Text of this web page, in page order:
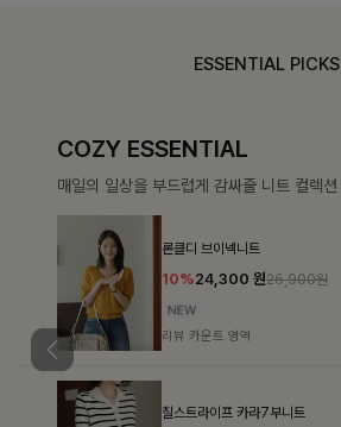
ESSENTIAL PICKS
COZY ESSENTIAL
매일의 일상을 부드럽게 감싸줄 니트 컬렉션
론클디 브이넥니트
10% 24,300 원26,900원
리뷰 카운트 영역
칠스트라이프 카라7부니트